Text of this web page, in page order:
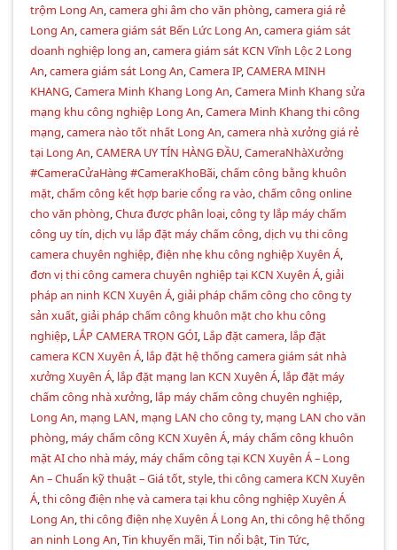
trộm Long An,camera ghi âm cho văn phòng,camera giá rẻ
Long An,camera giám sát Bến Lức Long An,camera giám sát
doanh nghiệp long an,camera giám sát KCN Vĩnh Lộc 2 Long
An,camera giám sát Long An,Camera IP,CAMERA MINH
KHANG,Camera Minh Khang Long An,Camera Minh Khang sửa
mạng khu công nghiệp Long An,Camera Minh Khang thi công
mạng,camera nào tốt nhất Long An,camera nhà xưởng giá rẻ
tại Long An,CAMERA UY TÍN HÀNG ĐẦU,CameraNhàXưởng
#CameraCửaHàng #CameraKhoBãi,chấm công bằng khuôn
mặt,chấm công kết hợp barie cổng ra vào,chấm công online
cho văn phòng,Chưa được phân loại,công ty lắp máy chấm
công uy tín,dịch vụ lắp đặt máy chấm công,dịch vụ thi công
camera chuyên nghiệp,điện nhẹ khu công nghiệp Xuyên Á,
đơn vị thi công camera chuyên nghiệp tại KCN Xuyên Á,giải
pháp an ninh KCN Xuyên Á,giải pháp chấm công cho công ty
sản xuất,giải pháp chấm công khuôn mặt cho khu công
nghiệp, LẮP CAMERA TRỌN GÓI, Lắp đặt camera, lắp đặt
camera KCN Xuyên Á, lắp đặt hệ thống camera giám sát nhà
xưởng Xuyên Á, lắp đặt mạng lan KCN Xuyên Á, lắp đặt máy
chấm công nhà xưởng, lắp máy chấm công chuyên nghiệp,
Long An, mạng LAN, mạng LAN cho công ty, mạng LAN cho văn
phòng, máy chấm công KCN Xuyên Á, máy chấm công khuôn
mặt AI cho nhà máy, máy chấm công tại KCN Xuyên Á – Long
An – Chuẩn kỹ thuật – Giá tốt,style,thi công camera KCN Xuyên
Á,thi công điện nhẹ và camera tại khu công nghiệp Xuyên Á
Long An,thi công điện nhẹ Xuyên Á Long An,thi công hệ thống
an ninh Long An,Tin khuyến mãi,Tin nổi bật,Tin Tức,